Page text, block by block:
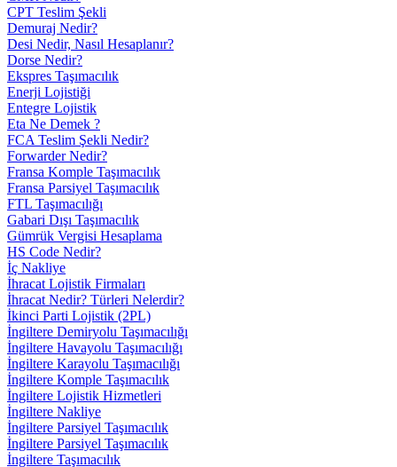
CPT Teslim Şekli
Demuraj Nedir?
Desi Nedir, Nasıl Hesaplanır?
Dorse Nedir?
Ekspres Taşımacılık
Enerji Lojistiği
Entegre Lojistik
Eta Ne Demek ?
FCA Teslim Şekli Nedir?
Forwarder Nedir?
Fransa Komple Taşımacılık
Fransa Parsiyel Taşımacılık
FTL Taşımacılığı
Gabari Dışı Taşımacılık
Gümrük Vergisi Hesaplama
HS Code Nedir?
İç Nakliye
İhracat Lojistik Firmaları
İhracat Nedir? Türleri Nelerdir?
İkinci Parti Lojistik (2PL)
İngiltere Demiryolu Taşımacılığı
İngiltere Havayolu Taşımacılığı
İngiltere Karayolu Taşımacılığı
İngiltere Komple Taşımacılık
İngiltere Lojistik Hizmetleri
İngiltere Nakliye
İngiltere Parsiyel Taşımacılık
İngiltere Parsiyel Taşımacılık
İngiltere Taşımacılık